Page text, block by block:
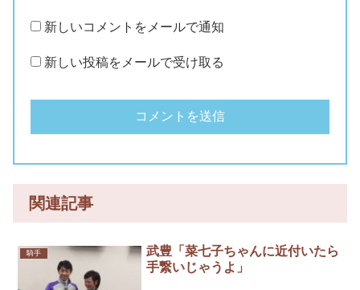
新しいコメントをメールで通知
新しい投稿をメールで受け取る
関連記事
騎手
武豊「菜七子ちゃんに近付いたら
手繋いじゃうよ」